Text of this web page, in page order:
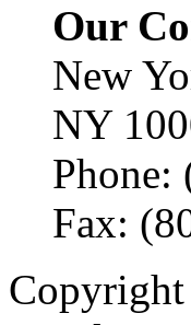
Our
New
NY
Phone:
Fax: